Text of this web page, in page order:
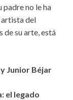
padre no le ha
artista del
de su arte, está
Junior Béjar
el legado